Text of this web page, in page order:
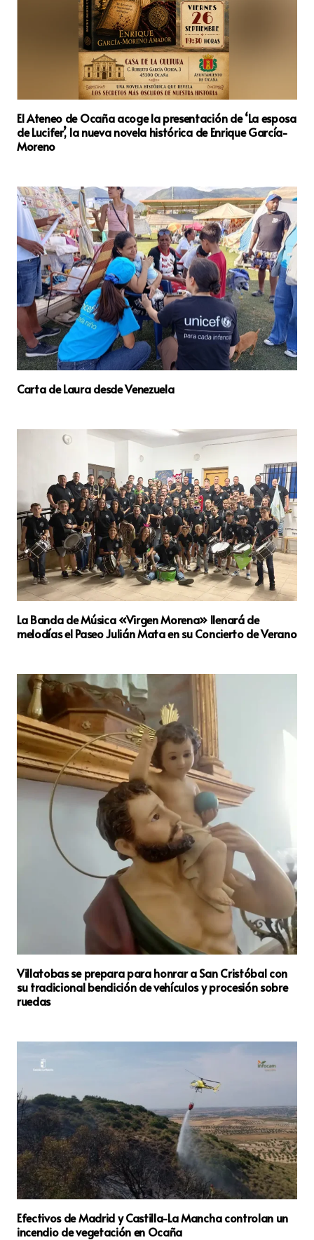
El Ateneo de Ocaña acoge la presentación de ‘La esposa
de Lucifer’, la nueva novela histórica de Enrique García-
Moreno
Carta de Laura desde Venezuela
La Banda de Música «Virgen Morena» llenará de
melodías el Paseo Julián Mata en su Concierto de Verano
Villatobas se prepara para honrar a San Cristóbal con
su tradicional bendición de vehículos y procesión sobre
ruedas
Efectivos de Madrid y Castilla-La Mancha controlan un
incendio de vegetación en Ocaña